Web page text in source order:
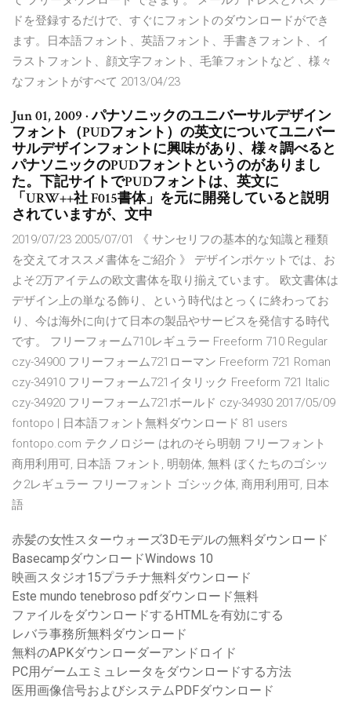
ドを登録するだけで、すぐにフォントのダウンロードができ
ます。日本語フォント、英語フォント、手書きフォント、イ
ラストフォント、顔文字フォント、毛筆フォントなど 、様々
なフォントがすべて 2013/04/23
Jun 01, 2009 · パナソニックのユニバーサルデザイン
フォント（PUDフォント）の英文についてユニバー
サルデザインフォントに興味があり、様々調べると
パナソニックのPUDフォントというのがありまし
た。下記サイトでPUDフォントは、英文に
「URW++社 F015書体」を元に開発していると説明
されていますが、文中
2019/07/23 2005/07/01 《 サンセリフの基本的な知識と種類
を交えてオススメ書体をご紹介 》 デザインポケットでは、お
よそ2万アイテムの欧文書体を取り揃えています。 欧文書体は
デザイン上の単なる飾り、という時代はとっくに終わってお
り、今は海外に向けて日本の製品やサービスを発信する時代
です。 フリーフォーム710レギュラー Freeform 710 Regular
czy-34900 フリーフォーム721ローマン Freeform 721 Roman
czy-34910 フリーフォーム721イタリック Freeform 721 Italic
czy-34920 フリーフォーム721ボールド czy-34930 2017/05/09
fontopo | 日本語フォント無料ダウンロード 81 users
fontopo.com テクノロジー はれのそら明朝 フリーフォント
商用利用可, 日本語 フォント, 明朝体, 無料 ぼくたちのゴシッ
ク2レギュラー フリーフォント ゴシック体, 商用利用可, 日本
語
赤髪の女性スターウォーズ3Dモデルの無料ダウンロード
BasecampダウンロードWindows 10
映画スタジオ15プラチナ無料ダウンロード
Este mundo tenebroso pdfダウンロード無料
ファイルをダウンロードするHTMLを有効にする
レバラ事務所無料ダウンロード
無料のAPKダウンローダーアンドロイド
PC用ゲームエミュレータをダウンロードする方法
医用画像信号およびシステムPDFダウンロード